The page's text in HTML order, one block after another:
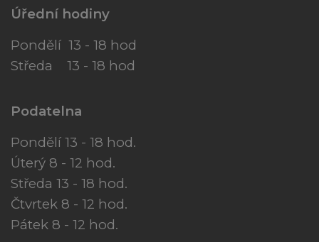
Úřední hodiny
Pondělí 13 - 18 hod
Středa 13 - 18 hod
Podatelna
Pondělí 13 - 18 hod.
Úterý 8 - 12 hod.
Středa 13 - 18 hod.
Čtvrtek 8 - 12 hod.
Pátek 8 - 12 hod.